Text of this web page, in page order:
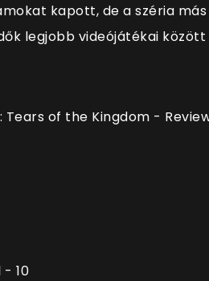
kapott, de a széria más
legjobb videójátékai között
Tears of the Kingdom -
10